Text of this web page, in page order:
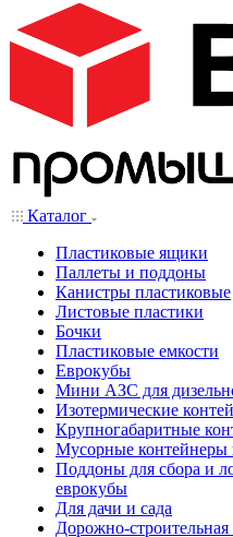
Каталог
Пластиковые ящики
Паллеты и поддоны
Канистры пластиковые
Листовые пластики
Бочки
Пластиковые емкости
Еврокубы
Мини АЗС для
Изотермические
Крупногабаритные
Мусорные
Поддоны для сбора и
еврокубы
Для дачи и сада
Дорожно-